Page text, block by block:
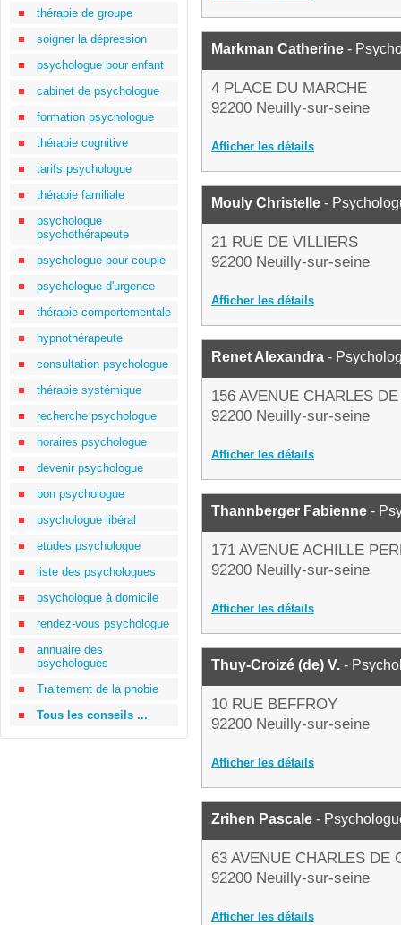
thérapie de groupe
soigner la dépression
psychologue pour enfant
cabinet de psychologue
formation psychologue
thérapie cognitive
tarifs psychologue
thérapie familiale
psychologue
psychothérapeute
psychologue pour couple
psychologue d'urgence
thérapie comportementale
hypnothérapeute
consultation psychologue
thérapie systémique
recherche psychologue
horaires psychologue
devenir psychologue
bon psychologue
psychologue libéral
etudes psychologue
liste des psychologues
psychologue à domicile
rendez-vous psychologue
annuaire des
psychologues
Traitement de la phobie
Tous les conseils ...
Markman Catherine -
4 PLACE DU MARCHE
92200 Neuilly-sur-seine
Afficher les détails
Mouly Christelle -
21 RUE DE VILLIERS
92200 Neuilly-sur-seine
Afficher les détails
Renet Alexandra -
156 AVENUE CHARLES
92200 Neuilly-sur-seine
Afficher les détails
Thannberger Fabienne -
171 AVENUE ACHILLE
92200 Neuilly-sur-seine
Afficher les détails
Thuy-Croizé (de) V. -
10 RUE BEFFROY
92200 Neuilly-sur-seine
Afficher les détails
Zrihen Pascale -
63 AVENUE CHARLES DE
92200 Neuilly-sur-seine
Afficher les détails